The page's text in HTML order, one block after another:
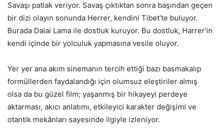
Savaşı patlak veriyor. Savaş çıktıktan sonra başından geçen
bir dizi olayın sonunda Herrer, kendini Tibet’te buluyor.
Burada Dalai Lama ile dostluk kuruyor. Bu dostluk, Harrer’in
kendi içinde bir yolculuk yapmasına vesile oluyor.
Yer yer ana akım sinemanın tercih ettiği bazı basmakalıp
formüllerden faydalandığı için olumsuz eleştiriler almış
olsa da bu güzel film; yaşanmış bir hikayeyi perdeye
aktarması, akıcı anlatımı, etkileyici karakter değişimi ve
otantik mekânları sayesinde ilgiyle izleniyor.